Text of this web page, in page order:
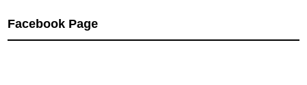
Facebook Page